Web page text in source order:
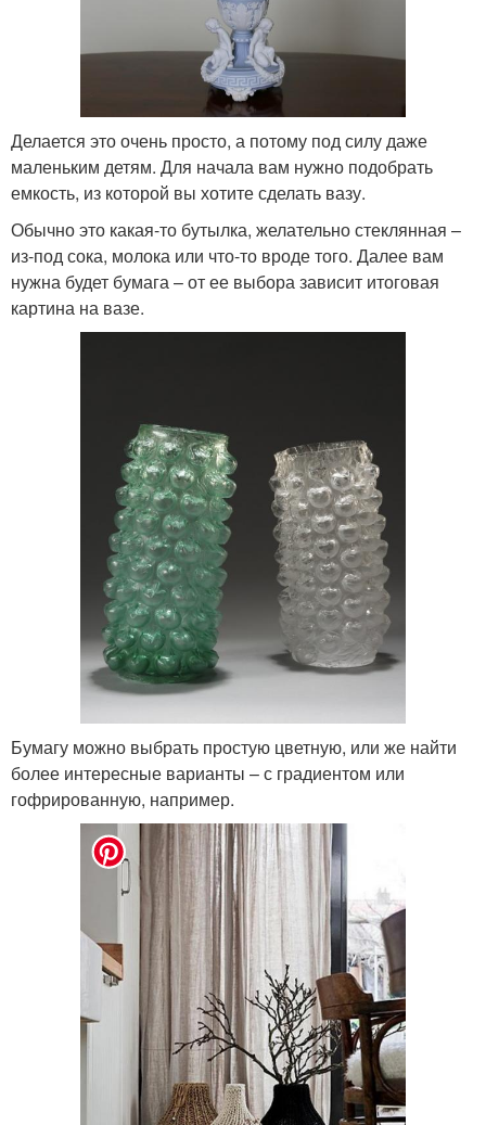
Делается это очень просто, а потому под силу даже
маленьким детям. Для начала вам нужно подобрать
емкость, из которой вы хотите сделать вазу.
Обычно это какая-то бутылка, желательно стеклянная –
из-под сока, молока или что-то вроде того. Далее вам
нужна будет бумага – от ее выбора зависит итоговая
картина на вазе.
Бумагу можно выбрать простую цветную, или же найти
более интересные варианты – с градиентом или
гофрированную, например.